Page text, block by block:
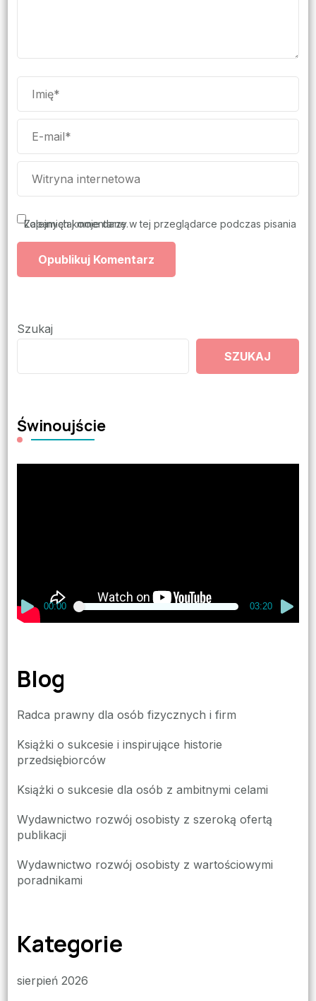
Zapamiętaj moje dane w tej przeglądarce podczas pisania kolejnych komentarzy.
Szukaj
SZUKAJ
Świnoujście
00:00 03:20
Blog
Radca prawny dla osób fizycznych i firm
Książki o sukcesie i inspirujące historie
przedsiębiorców
Książki o sukcesie dla osób z ambitnymi celami
Wydawnictwo rozwój osobisty z szeroką ofertą
publikacji
Wydawnictwo rozwój osobisty z wartościowymi
poradnikami
Kategorie
sierpień 2026